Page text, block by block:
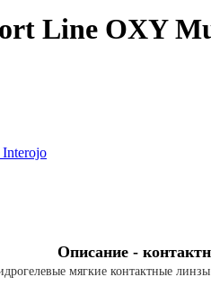
Line OXY
Описание - к
мягкие контактные